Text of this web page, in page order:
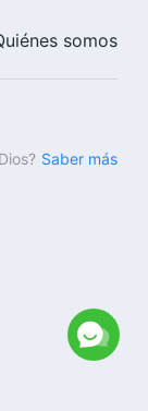
somos
Saber más